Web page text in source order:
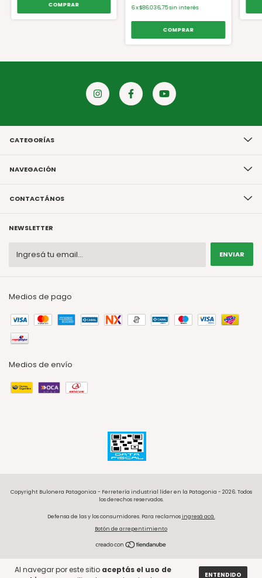
Al navegar por este sitio aceptás el uso de
ENTENDIDO
6x$86.036,75sin interés
CATEGORÍAS
NAVEGACIÓN
CONTACTÁNOS
NEWSLETTER
Medios de pago
Medios de envío
Copyright Bulonera Patagonica - Ferretería industrial líder en la Patagonia - 2026. Todos
los derechos reservados.
Defensa de las y los consumidores. Para reclamos ingresá acá.
Botón de arrepentimiento